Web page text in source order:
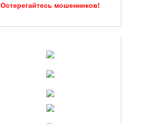
Остерегайтесь мошенников!